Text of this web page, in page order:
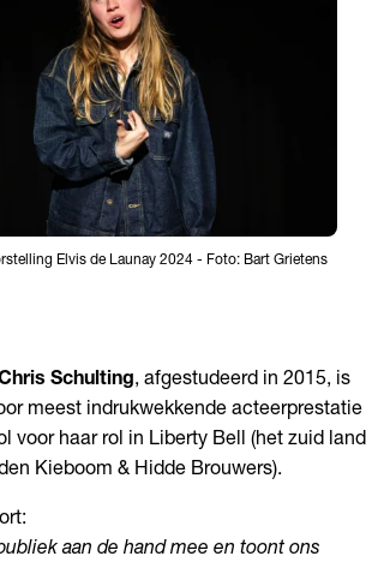
Elvis de Launay 2024 - Foto: Bart Grietens
Schulting, afgestudeerd in 2015, is
meest indrukwekkende acteerprestatie
voor haar rol in Liberty Bell (het zuid
Kieboom & Hidde Brouwers).
aan de hand mee en toont ons